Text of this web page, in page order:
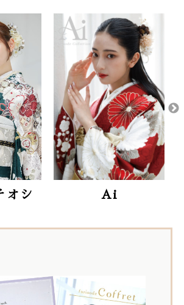
オシ Ai